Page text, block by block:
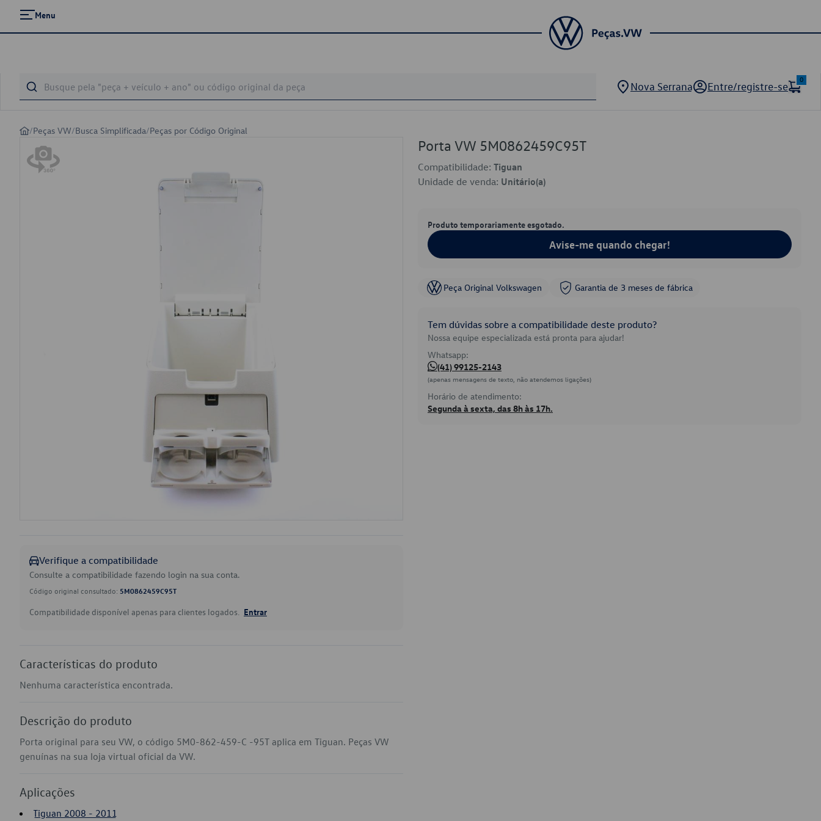
Menu
Nova Serrana Entre/registre-se
0
/Peças VW/Busca Simplificada/Peças por Código Original
Verifique a compatibilidade
Consulte a compatibilidade fazendo login na sua conta.
Código original consultado: 5M0862459C95T
Compatibilidade disponível apenas para clientes logados. Entrar
Características do produto
Nenhuma característica encontrada.
Descrição do produto
Porta original para seu VW, o código 5M0-862-459-C -95T aplica em Tiguan. Peças VW
genuínas na sua loja virtual oficial da VW.
Aplicações
Tiguan 2008 - 2011
Porta VW 5M0862459C95T
Compatibilidade: Tiguan
Unidade de venda: Unitário(a)
Produto temporariamente esgotado.
Avise-me quando chegar!
Peça Original Volkswagen Garantia de 3 meses de fábrica
Tem dúvidas sobre a compatibilidade deste produto?
Nossa equipe especializada está pronta para ajudar!
Whatsapp:
(41) 99125-2143
(apenas mensagens de texto, não atendemos ligações)
Horário de atendimento:
Segunda à sexta, das 8h às 17h.